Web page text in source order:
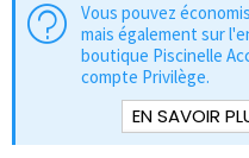
Vous pouvez
mais également sur
boutique Piscinelle
compte Privilège.
EN SAVOIR